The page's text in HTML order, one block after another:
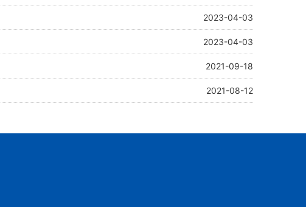
2023-04-03
2023-04-03
2021-09-18
2021-08-12